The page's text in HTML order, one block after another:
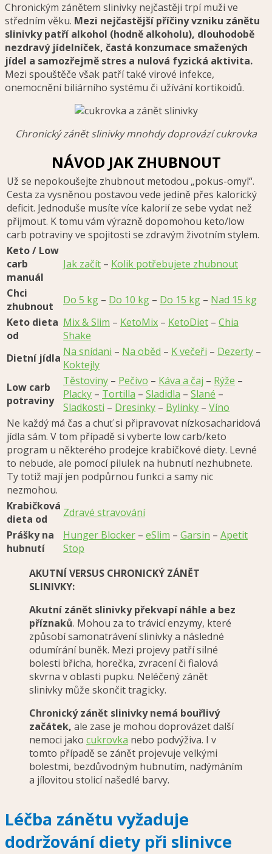
Chronickým zánětem slinivky nejčastěji trpí muži ve
středním věku. Mezi nejčastější příčiny vzniku zánětu
slinivky patří alkohol (hodně alkoholu), dlouhodobě
nezdravý jídelníček, častá konzumace smažených
jídel a samozřejmě stres a nulová fyzická aktivita.
Mezi spouštěče však patří také virové infekce,
onemocnění biliárního systému či užívání kortikoidů.
Chronický zánět slinivky mnohdy doprovází cukrovka
NÁVOD JAK ZHUBNOUT
Už se nepokoušejte zhubnout metodou „pokus-omyl“.
Cesta za vysněnou postavou vede jedině přes kalorický
deficit. Jednoduše musíte více kalorií ze sebe vydat než
přijmout. K tomu vám výrazně dopomohou keto/low
carb potraviny ve spojitosti se zdravým životním stylem.
Keto / Low
carb
manuál
Jak začít – Kolik potřebujete zhubnout
Chci
zhubnout
Do 5 kg – Do 10 kg – Do 15 kg – Nad 15 kg
Keto dieta
od
Mix & Slim – KetoMix – KetoDiet – Chia
Shake
Dietní jídla Na snídani – Na oběd – K večeři – Dezerty –
Koktejly
Low carb
potraviny
Těstoviny – Pečivo – Káva a čaj – Rýže –
Placky – Tortilla – Sladidla – Slané –
Sladkosti – Dresinky – Bylinky – Víno
Ne každý má čas a chuť si připravovat nízkosacharidová
jídla sám. V tom případě si vyberte low carb/keto
program u některého prodejce krabičkové diety. Levné
to nebude, ale pomocí pilulek na hubnutí nezhubnete.
Ty totiž mají jen podpůrnou funkci a samy nic
nezmohou.
Krabičková
dieta od
Zdravé stravování
Prášky na
hubnutí
Hunger Blocker – eSlim – Garsin – Apetit
Stop
AKUTNÍ VERSUS CHRONICKÝ ZÁNĚT
SLINIVKY:
Akutní zánět slinivky překvapí náhle a bez
příznaků. Mohou za to trávicí enzymy, které
způsobí samonatrávení slinivky a následné
odumírání buněk. Mezi projevy patří silné
bolesti břicha, horečka, zvracení či fialová
skvrna v oblasti pupku. Neléčený zánět
slinivky může skončit tragicky.
Chronický zánět slinivky nemá bouřlivý
začátek, ale zase je mohou doprovázet další
nemoci jako cukrovka nebo podvýživa. I v
tomto případě se zánět projevuje velkými
bolestmi, bezdůvodným hubnutím, nadýmáním
a jílovitou stolicí našedlé barvy.
Léčba zánětu vyžaduje
dodržování diety při slinivce